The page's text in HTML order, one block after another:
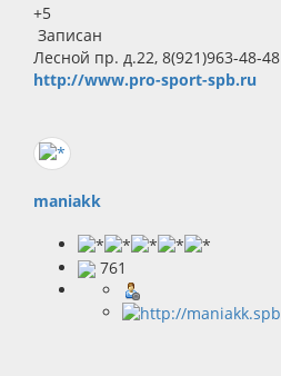
+5
Записан
Лесной пр. д.22, 8(921)963-48-48
http://www.pro-sport-spb.ru
maniakk
761